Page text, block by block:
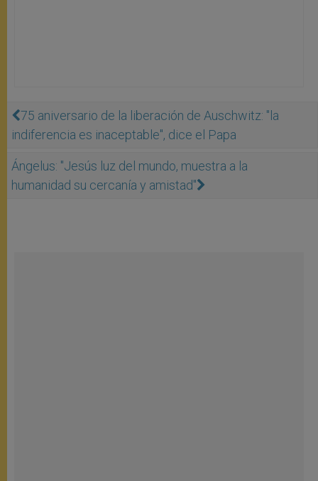
75 aniversario de la liberación de Auschwitz: "la
indiferencia es inaceptable", dice el Papa
Ángelus: "Jesús luz del mundo, muestra a la
humanidad su cercanía y amistad"